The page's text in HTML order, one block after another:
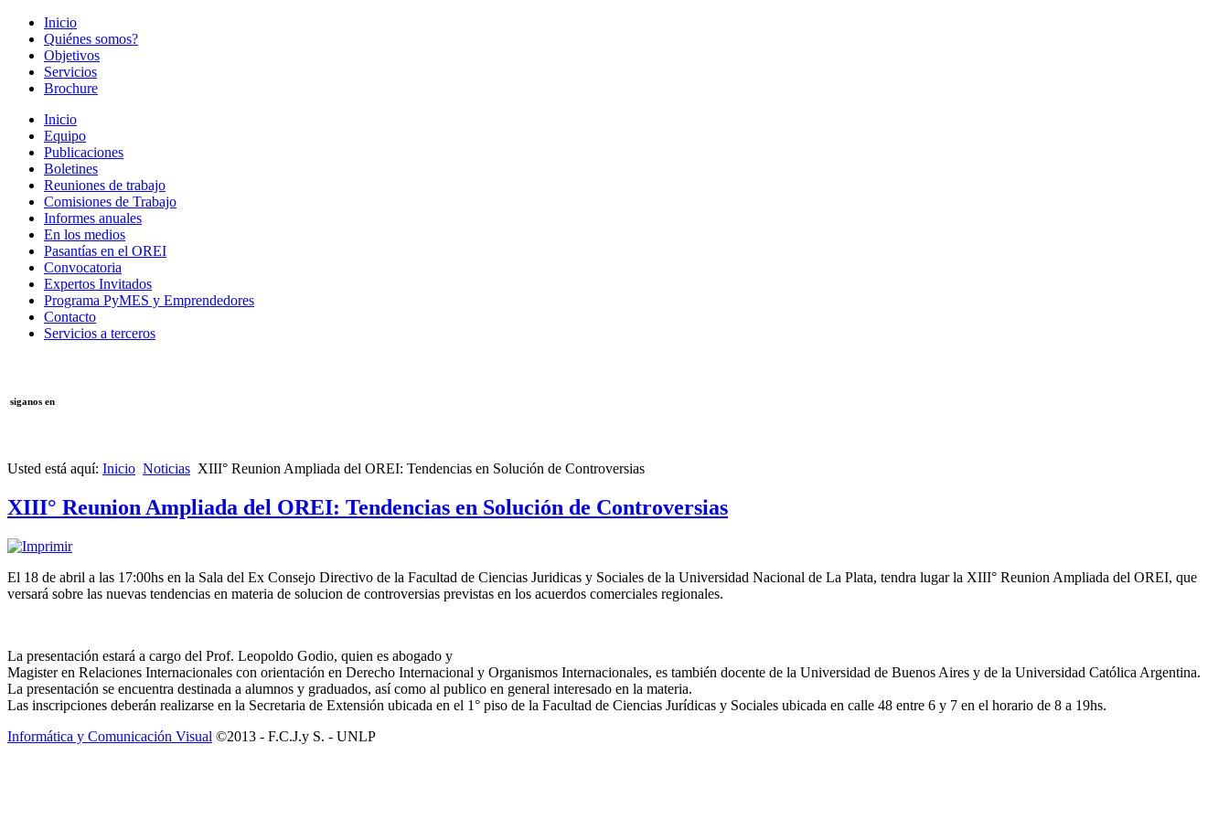
Inicio
Quiénes somos?
Objetivos
Servicios
Brochure
Inicio
Equipo
Publicaciones
Boletines
Reuniones de trabajo
Comisiones de Trabajo
Informes anuales
En los medios
Pasantías en el OREI
Convocatoria
Expertos Invitados
Programa PyMES y Emprendedores
Contacto
Servicios a terceros
siganos en
Usted está aquí: Inicio Noticias XIII° Reunion Ampliada del OREI: Tendencias en Solución de Controversias
XIII° Reunion Ampliada del OREI: Tendencias en Solución de Controversias
El 18 de abril a las 17:00hs en la Sala del Ex Consejo Directivo de la Facultad de Ciencias Juridicas y Sociales de la Universidad Nacional de La Plata, tendra lugar la XIII° Reunion Ampliada del OREI, que
versará sobre las nuevas tendencias en materia de solucion de controversias previstas en los acuerdos comerciales regionales.
La presentación estará a cargo del Prof. Leopoldo Godio, quien es abogado y
Magister en Relaciones Internacionales con orientación en Derecho Internacional y Organismos Internacionales, es también docente de la Universidad de Buenos Aires y de la Universidad Católica Argentina.
La presentación se encuentra destinada a alumnos y graduados, así como al publico en general interesado en la materia.
Las inscripciones deberán realizarse en la Secretaria de Extensión ubicada en el 1° piso de la Facultad de Ciencias Jurídicas y Sociales ubicada en calle 48 entre 6 y 7 en el horario de 8 a 19hs.
Informática y Comunicación Visual ©2013 - F.C.J.y S. - UNLP